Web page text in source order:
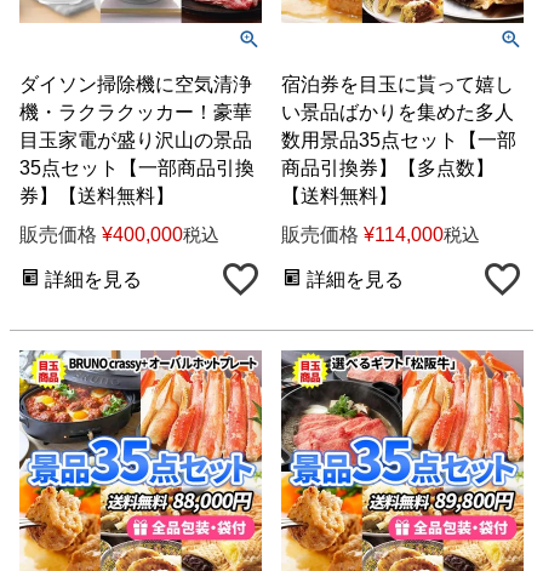
ダイソン掃除機に空気清浄
機・ラクラクッカー！豪華
目玉家電が盛り沢山の景品
35点セット【一部商品引換
券】【送料無料】
販売価格 ¥400,000税込
詳細を見る
宿泊券を目玉に貰って嬉し
い景品ばかりを集めた多人
数用景品35点セット【一部
商品引換券】【多点数】
【送料無料】
販売価格 ¥114,000税込
詳細を見る